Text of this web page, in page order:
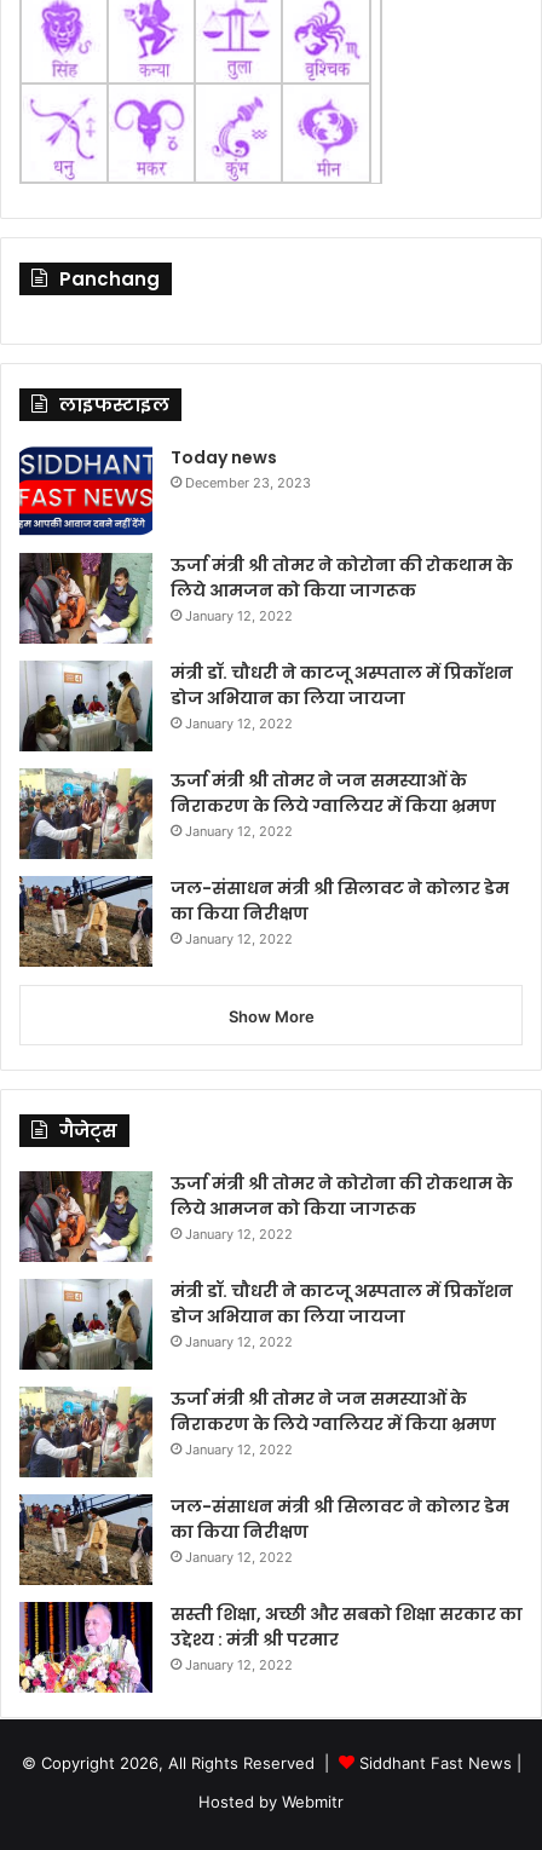
Panchang
लाइफस्टाइल
Today news
December 23, 2023
ऊर्जा मंत्री श्री तोमर ने कोरोना की रोकथाम के
लिये आमजन को किया जागरूक
January 12, 2022
मंत्री डॉ. चौधरी ने काटजू अस्पताल में प्रिकॉशन
डोज अभियान का लिया जायजा
January 12, 2022
ऊर्जा मंत्री श्री तोमर ने जन समस्याओं के
निराकरण के लिये ग्वालियर में किया भ्रमण
January 12, 2022
जल-संसाधन मंत्री श्री सिलावट ने कोलार डेम
का किया निरीक्षण
January 12, 2022
Show More
गैजेट्स
ऊर्जा मंत्री श्री तोमर ने कोरोना की रोकथाम के
लिये आमजन को किया जागरूक
January 12, 2022
मंत्री डॉ. चौधरी ने काटजू अस्पताल में प्रिकॉशन
डोज अभियान का लिया जायजा
January 12, 2022
ऊर्जा मंत्री श्री तोमर ने जन समस्याओं के
निराकरण के लिये ग्वालियर में किया भ्रमण
January 12, 2022
जल-संसाधन मंत्री श्री सिलावट ने कोलार डेम
का किया निरीक्षण
January 12, 2022
सस्ती शिक्षा, अच्छी और सबको शिक्षा सरकार का
उद्देश्य : मंत्री श्री परमार
January 12, 2022
© Copyright 2026, All Rights Reserved | Siddhant Fast News
Hosted by Webmitr